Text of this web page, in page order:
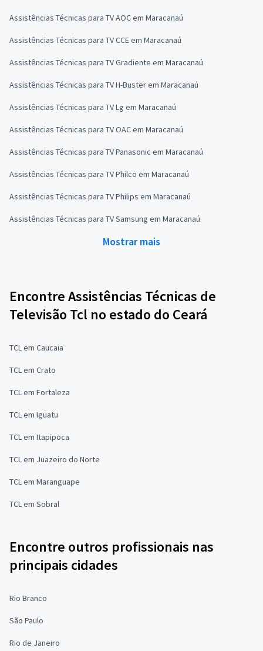
Assistências Técnicas para TV AOC em Maracanaú
Assistências Técnicas para TV CCE em Maracanaú
Assistências Técnicas para TV Gradiente em Maracanaú
Assistências Técnicas para TV H-Buster em Maracanaú
Assistências Técnicas para TV Lg em Maracanaú
Assistências Técnicas para TV OAC em Maracanaú
Assistências Técnicas para TV Panasonic em Maracanaú
Assistências Técnicas para TV Philco em Maracanaú
Assistências Técnicas para TV Philips em Maracanaú
Assistências Técnicas para TV Samsung em Maracanaú
Mostrar mais
Encontre Assistências Técnicas de
Televisão Tcl no estado do Ceará
TCL em Caucaia
TCL em Crato
TCL em Fortaleza
TCL em Iguatu
TCL em Itapipoca
TCL em Juazeiro do Norte
TCL em Maranguape
TCL em Sobral
Encontre outros profissionais nas
principais cidades
Rio Branco
São Paulo
Rio de Janeiro